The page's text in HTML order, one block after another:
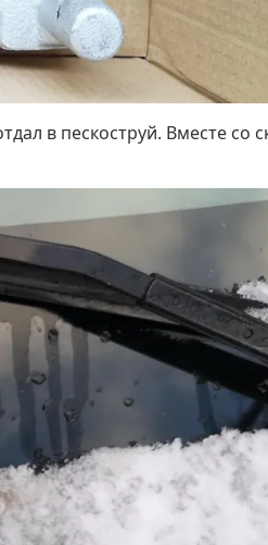
в пескоструй. Вместе со